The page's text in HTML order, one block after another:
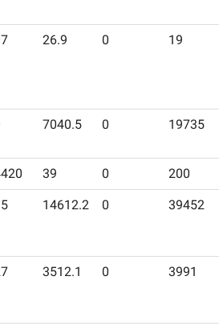
26.9 0 19
7040.5 0 19735
39 0 200
14612.2 0 39452
3512.1 0 3991